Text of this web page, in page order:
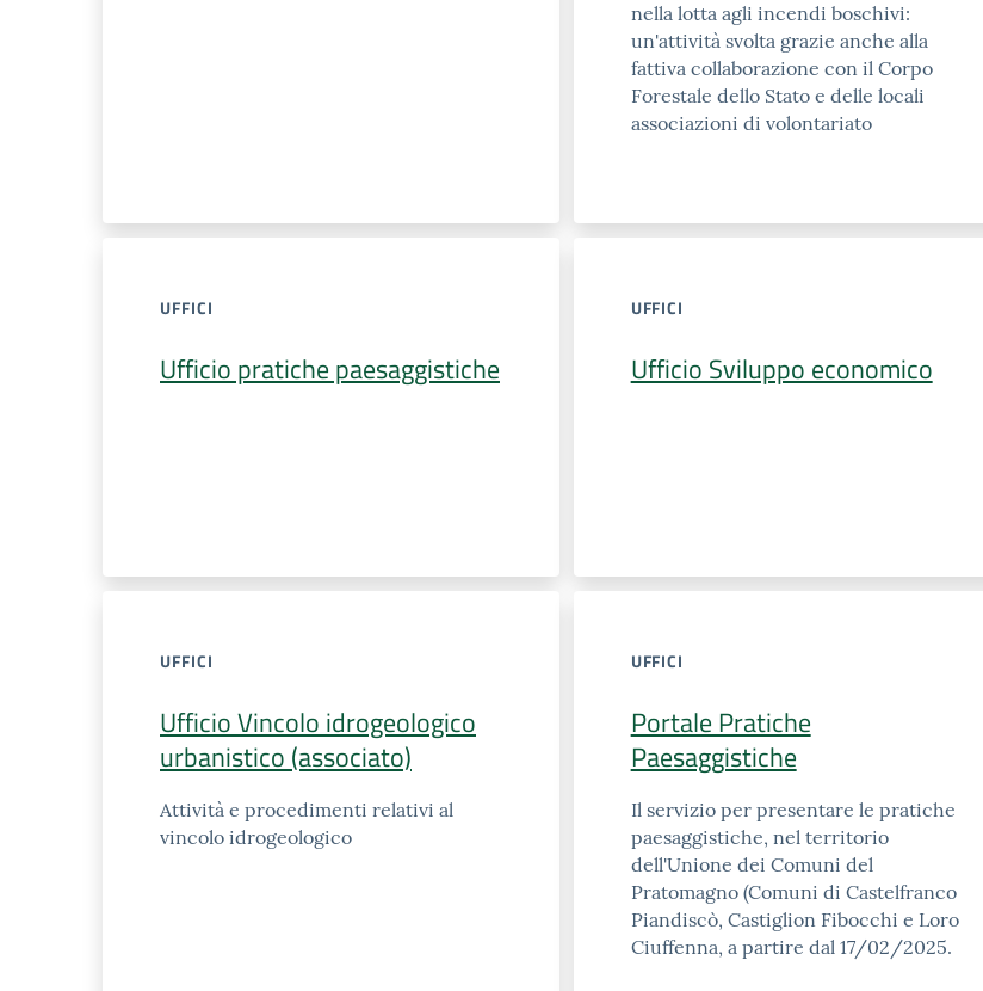
nella lotta agli incendi boschivi:
un'attività svolta grazie anche alla
fattiva collaborazione con il Corpo
Forestale dello Stato e delle locali
associazioni di volontariato
UFFICI
Ufficio pratiche paesaggistiche
UFFICI
Ufficio Sviluppo economico
UFFICI
Ufficio Vincolo idrogeologico
urbanistico (associato)
Attività e procedimenti relativi al
vincolo idrogeologico
UFFICI
Portale Pratiche
Paesaggistiche
Il servizio per presentare le pratiche
paesaggistiche, nel territorio
dell'Unione dei Comuni del
Pratomagno (Comuni di Castelfranco
Piandiscò, Castiglion Fibocchi e Loro
Ciuffenna, a partire dal 17/02/2025.